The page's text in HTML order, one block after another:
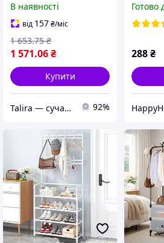
одягу з дерев'яними
полицями
В наявності
від 157₴/міс
1 571.06₴
1 653.75 ₴
Купити
Talira — сучасний онлайн-магазин. Відправка Новою Поштою по Україні. 92%
одягу
Готово
288₴